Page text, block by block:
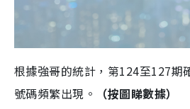
根據強哥的統計，第124至127期
號碼頻繁出現。
（按圖睇數據）